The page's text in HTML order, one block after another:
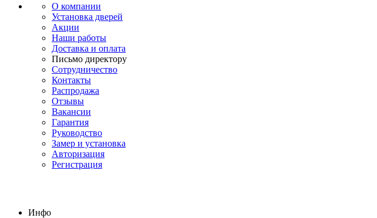
О компании
Установка дверей
Акции
Наши работы
Доставка и оплата
Письмо директору
Сотрудничество
Контакты
Распродажа
Отзывы
Вакансии
Гарантия
Руководство
Замер и установка
Авторизация
Регистрация
Инфо